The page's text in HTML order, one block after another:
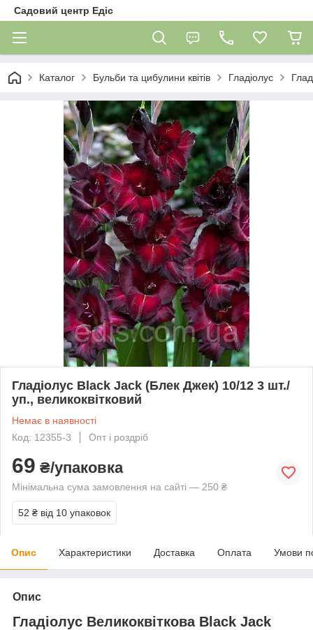
Садовий центр Едіс
Каталог Бульби та цибулини квітів Гладіолус
Гладіолус Black Jack (Блек Джек) 10/12 3 шт./
уп., великоквітковий
Немає в наявності
Код: 12355-3
Опт і роздріб
69 ₴/упаковка
Мінімальна сума замовлення на сайті — 250 ₴
52 ₴ від 10 упаковок
Опис Характеристики Доставка Оплата Умови
Опис
Гладіолус Великоквіткова Black Jack